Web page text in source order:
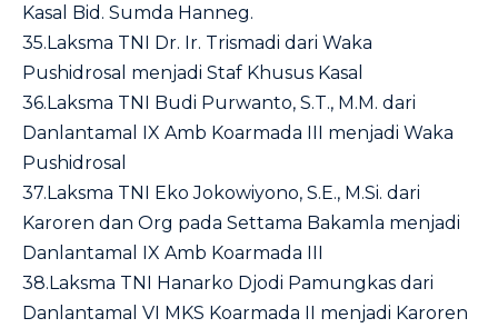
Kasal Bid. Sumda Hanneg.
35.Laksma TNI Dr. Ir. Trismadi dari Waka
Pushidrosal menjadi Staf Khusus Kasal
36.Laksma TNI Budi Purwanto, S.T., M.M. dari
Danlantamal IX Amb Koarmada III menjadi Waka
Pushidrosal
37.Laksma TNI Eko Jokowiyono, S.E., M.Si. dari
Karoren dan Org pada Settama Bakamla menjadi
Danlantamal IX Amb Koarmada III
38.Laksma TNI Hanarko Djodi Pamungkas dari
Danlantamal VI MKS Koarmada II menjadi Karoren